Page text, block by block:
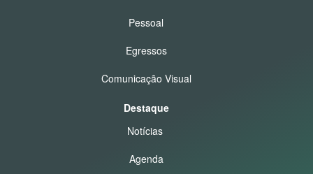
Pessoal
Egressos
Comunicação Visual
Destaque
Notícias
Agenda